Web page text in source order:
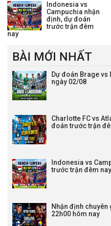
Indonesia vs
Campuchia nhận
định, dự đoán
trước trận đêm
nay
BÀI MỚI NHẤT
Dự đoán Brage vs
ngày 02/08
Charlotte FC vs
đoán trước trận
Indonesia vs
trước trận đêm nay
Nhận định chuyên
22h00 hôm nay